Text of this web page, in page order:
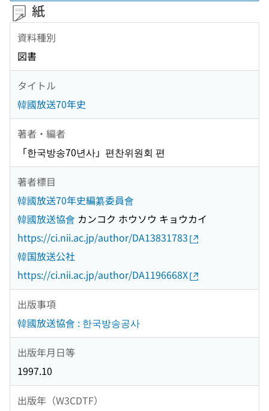
紙
資料種別
図書
タイトル
韓國放送70年史
著者・編者
「한국방송70년사」편찬위원회 편
著者標目
韓國放送70年史編纂委員會
韓國放送協會 カンコク ホウソウ キョウカイ
https://ci.nii.ac.jp/author/DA13831783
韓国放送公社
https://ci.nii.ac.jp/author/DA1196668X
出版事項
韓國放送協會 : 한국방송공사
出版年月日等
1997.10
出版年（W3CDTF）